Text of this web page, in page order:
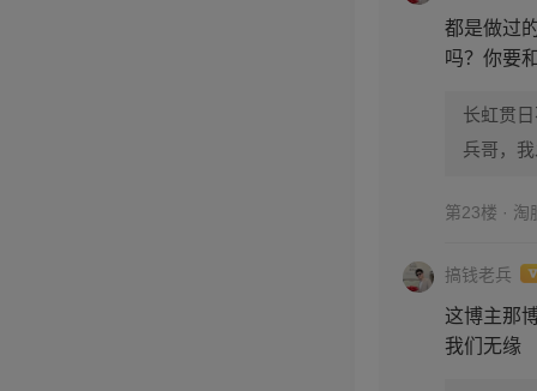
都是做过
吗？你要
长虹贯
兵哥，
第23楼 · 淘
搞钱老兵
这博主那
我们无缘